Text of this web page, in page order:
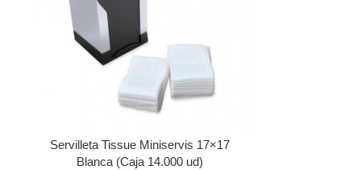
Servilleta Tissue Miniservis 17×17
Blanca (Caja 14.000 ud)